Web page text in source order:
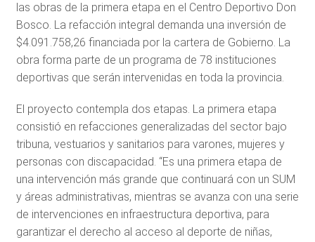
las obras de la primera etapa en el Centro Deportivo Don
Bosco. La refacción integral demanda una inversión de
$4.091.758,26 financiada por la cartera de Gobierno. La
obra forma parte de un programa de 78 instituciones
deportivas que serán intervenidas en toda la provincia.
El proyecto contempla dos etapas. La primera etapa
consistió en refacciones generalizadas del sector bajo
tribuna, vestuarios y sanitarios para varones, mujeres y
personas con discapacidad. “Es una primera etapa de
una intervención más grande que continuará con un SUM
y áreas administrativas, mientras se avanza con una serie
de intervenciones en infraestructura deportiva, para
garantizar el derecho al acceso al deporte de niñas,